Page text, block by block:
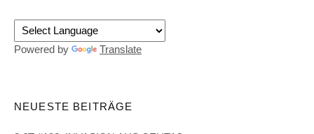
Powered by Translate
NEUESTE BEITRÄGE